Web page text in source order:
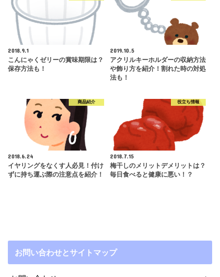
2018.9.1
こんにゃくゼリーの賞味期限は？
保存方法も！
2019.10.5
アクリルキーホルダーの収納方法
や飾り方を紹介！割れた時の対処
法も！
商品紹介
2018.6.24
イヤリングをなくす人必見！付け
ずに持ち運ぶ際の注意点を紹介！
役立ち情報
2018.7.15
梅干しのメリットデメリットは？
毎日食べると健康に悪い！？
お問い合わせとサイトマップ